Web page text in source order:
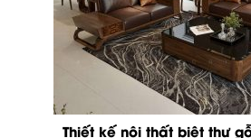
Thiết kế nội thất biệt thự